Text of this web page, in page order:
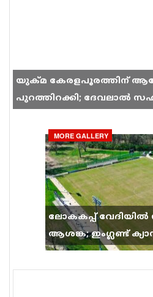
യുക്മ കേരളപൂരത്തിന്
പുറത്തിറക്കി; ദേവലാൽ
MORE GALLERY
ലോകകപ്പ്
ആശങ്ക; ഇംഗ്ലണ്ട്
വെടിവെപ്പ്, 9 പേർക്ക്